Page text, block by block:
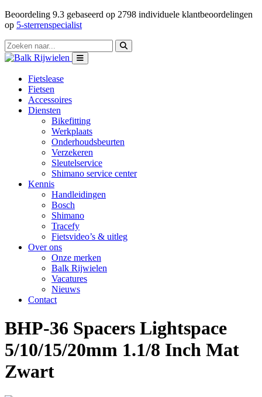
Beoordeling 9.3 gebaseerd op 2798 individuele klantbeoordelingen
op 5-sterrenspecialist
Fietslease
Fietsen
Accessoires
Diensten
Bikefitting
Werkplaats
Onderhoudsbeurten
Verzekeren
Sleutelservice
Shimano service center
Kennis
Handleidingen
Bosch
Shimano
Tracefy
Fietsvideo’s & uitleg
Over ons
Onze merken
Balk Rijwielen
Vacatures
Nieuws
Contact
BHP-36 Spacers Lightspace
5/10/15/20mm 1.1/8 Inch Mat
Zwart